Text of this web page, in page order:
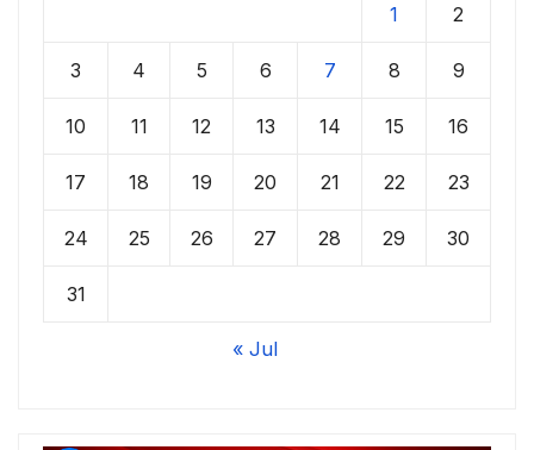
1 2
3 4 5 6 7 8 9
10 11 12 13 14 15 16
17 18 19 20 21 22 23
24 25 26 27 28 29 30
31
« Jul